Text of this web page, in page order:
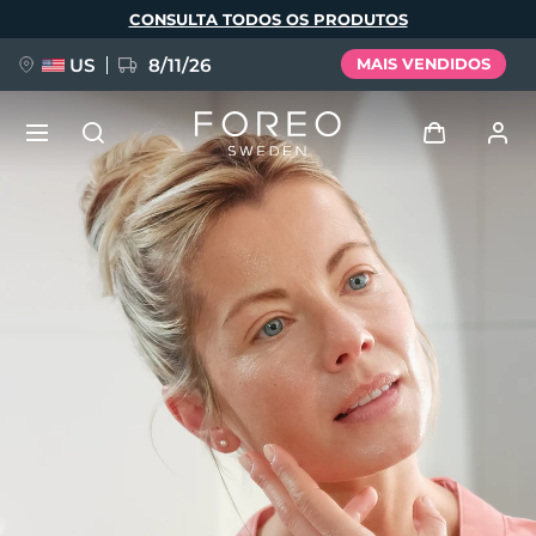
principal
CONSULTA TODOS OS PRODUTOS
US 8/11/26 MAIS VENDIDOS
Perfil de usuário
Meus aparelhos
Meus pedidos
Meus endereços
As minhas subscrições
NOVIDADE
FAQ™ Pure Beauty-Tech Elixir
BREAKING NEWS
issa™ Teeth Whitening Set
Idioma
Deutsch
Español
Italiano
Português
Svenska
Русский
简体中文 繁體中文